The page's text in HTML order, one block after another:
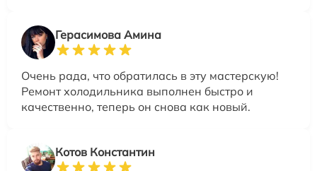
Герасимова Амина
Очень рада, что обратилась в эту мастерскую!
Ремонт холодильника выполнен быстро и
качественно, теперь он снова как новый.
Котов Константин